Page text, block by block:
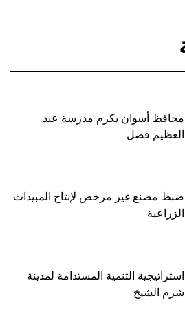
محافظ أسوان يكرم مدرسة عبد
العظيم فضل
ضبط مصنع غير مرخص لإنتاج المبيدات
الزراعية
استراتيجية التنمية المستدامة لمدينة
شرم الشيخ